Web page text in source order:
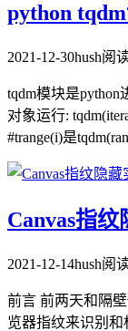
python
2021-12-30hush阅
tqdm模块是
对象运行:
#trange(i)是
Canvas指纹
2021-12-14hush阅
前言 前两天和隔
览器指纹来识别